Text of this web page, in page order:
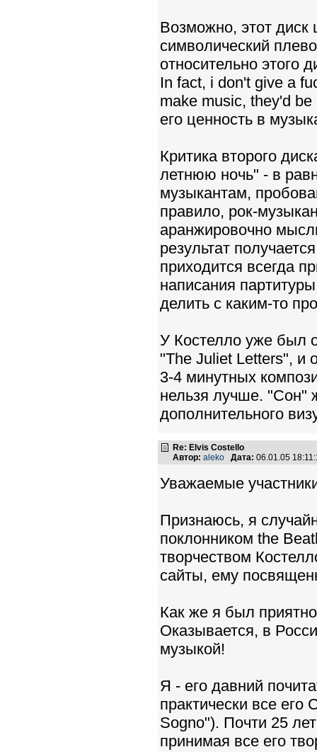
Возможно, этот диск
символический
относительно этого
In fact, i don't give a
make music, they'd
его ценность в
Критика второго
летнюю ночь" - в
музыкантам,
правило, рок-
аранжировочно
результат
приходится всегда
написания
делить с каким-то
У Костелло уже был
"The Juliet Letters", и
3-4 минутных
нельзя лучше. "Сон"
дополнительного
Re: Elvis Costello
Автор: aleko Дата: 06.01.05
Уважаемые
Признаюсь, я
поклонником the
творчеством
сайты, ему
Как же я был
Оказывается, в
музыкой!
Я - его давний
практически все
Sogno"). Почти 25
принимая все его